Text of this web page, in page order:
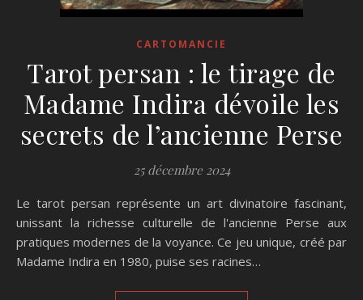
CARTOMANCIE
Tarot persan : le tirage de
Madame Indira dévoile les
secrets de l’ancienne Perse
25 décembre 2024
Le tarot persan représente un art divinatoire fascinant,
unissant la richesse culturelle de l'ancienne Perse aux
pratiques modernes de la voyance. Ce jeu unique, créé par
Madame Indira en 1980, puise ses racines…